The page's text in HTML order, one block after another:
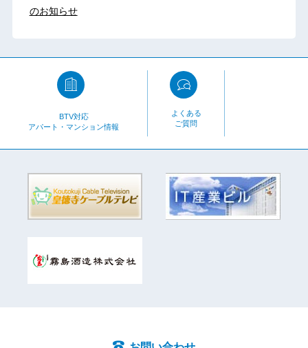
のお知らせ
BTV対応
アパート・マンション情報
よくある
ご質問